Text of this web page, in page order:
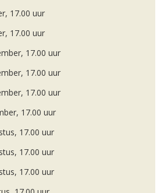
17.00 uur
17.00 uur
17.00 uur
17.00 uur
17.00 uur
17.00 uur
17.00 uur
17.00 uur
17.00 uur